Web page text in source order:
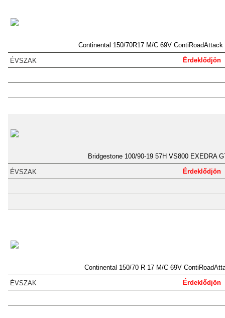
Continental 150/70R17 M/C 69V ContiRoadAttack
Érdeklődjön
Bridgestone 100/90-19 57H VS800 EXEDRA
Érdeklődjön
Continental 150/70 R 17 M/C 69V
Érdeklődjön